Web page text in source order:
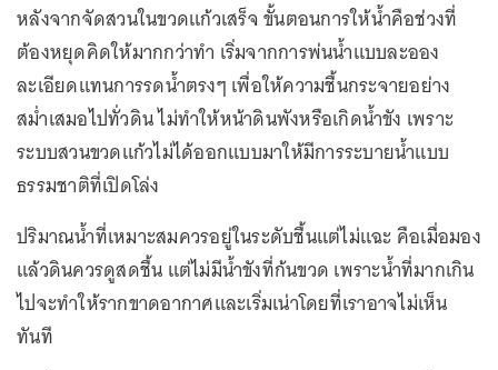
หลังจากจัดสวนในขวดแก้วเสร็จ ขั้นตอนการให้น้ำคือช่วงที่
ต้องหยุดคิดให้มากกว่าทำ เริ่มจากการพ่นน้ำแบบละออง
ละเอียดแทนการรดน้ำตรงๆ เพื่อให้ความชื้นกระจายอย่าง
สม่ำเสมอไปทั่วดิน ไม่ทำให้หน้าดินพังหรือเกิดน้ำขัง เพราะ
ระบบสวนขวดแก้วไม่ได้ออกแบบมาให้มีการระบายน้ำแบบ
ธรรมชาติที่เปิดโล่ง
ปริมาณน้ำที่เหมาะสมควรอยู่ในระดับชื้นแต่ไม่แฉะ คือเมื่อมอง
แล้วดินควรดูสดชื้น แต่ไม่มีน้ำขังที่ก้นขวด เพราะน้ำที่มากเกิน
ไปจะทำให้รากขาดอากาศและเริ่มเน่าโดยที่เราอาจไม่เห็น
ทันที